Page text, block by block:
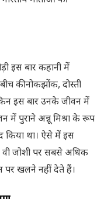
इस बार कहानी में
की नोकझोंक, दोस्ती
इस बार उनके जीवन में
में पुराने अन्नू मिश्रा के रूप
किया था। ऐसे में इस
जोशी पर सबसे अधिक
पर खलने नहीं देते हैं।